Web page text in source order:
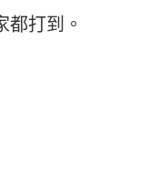
都打到。